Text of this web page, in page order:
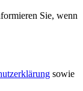
Sie, wenn
sowie